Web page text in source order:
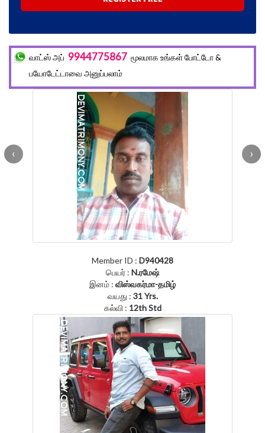
வாட்ஸ் அப் 9944775867 மூலமாக உங்கள் போட்டோ &
பயோடேட்டாவை அனுப்பலாம்
Member ID : D940428
பெயர் : N.ரமேஷ்
இனம் : விஸ்வகர்மா-தமிழ்
வயது : 31 Yrs.
கல்வி : 12th Std
‹ ›